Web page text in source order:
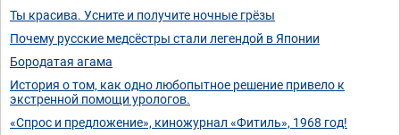
Ты красива. Усните и получите ночные грёзы
Почему русские медсёстры стали легендой в Японии
Бородатая агама
История о том, как одно любопытное решение привело к
экстренной помощи урологов.
«Спрос и предложение», киножурнал «Фитиль», 1968 год!